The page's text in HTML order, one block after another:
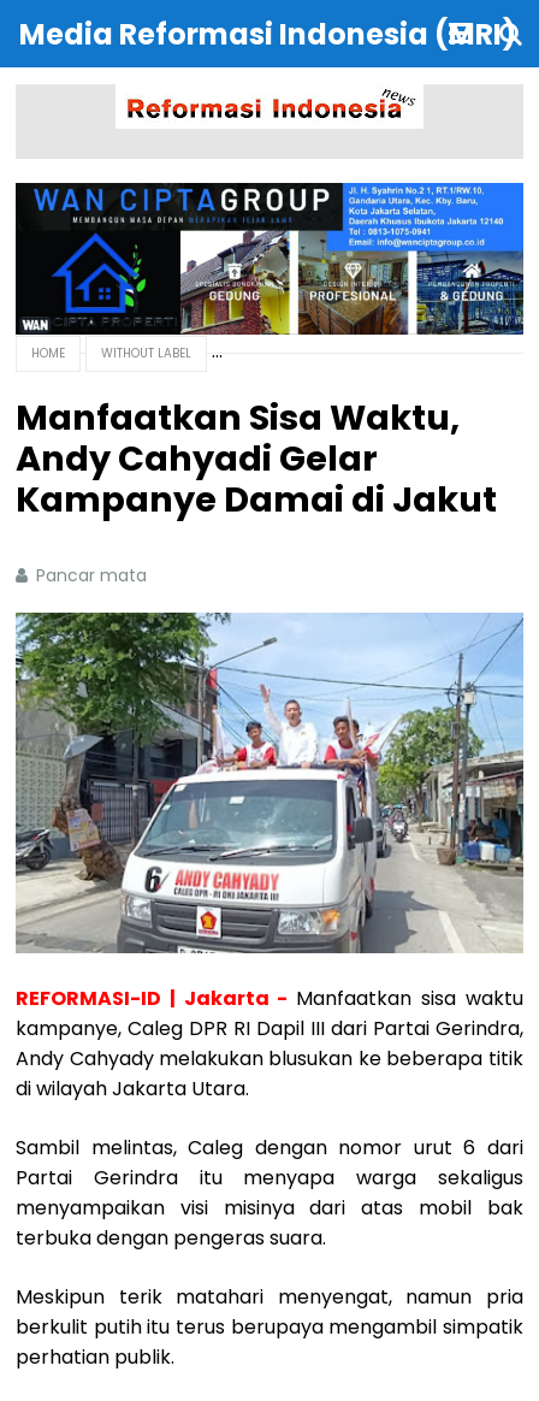
Media Reformasi Indonesia (MRI)
HOME WITHOUT LABEL
Manfaatkan Sisa Waktu,
Andy Cahyadi Gelar
Kampanye Damai di Jakut
Pancar mata
REFORMASI-ID | Jakarta - Manfaatkan sisa waktu
kampanye, Caleg DPR RI Dapil III dari Partai Gerindra,
Andy Cahyady melakukan blusukan ke beberapa titik
di wilayah Jakarta Utara.
Sambil melintas, Caleg dengan nomor urut 6 dari
Partai Gerindra itu menyapa warga sekaligus
menyampaikan visi misinya dari atas mobil bak
terbuka dengan pengeras suara.
Meskipun terik matahari menyengat, namun pria
berkulit putih itu terus berupaya mengambil simpatik
perhatian publik.